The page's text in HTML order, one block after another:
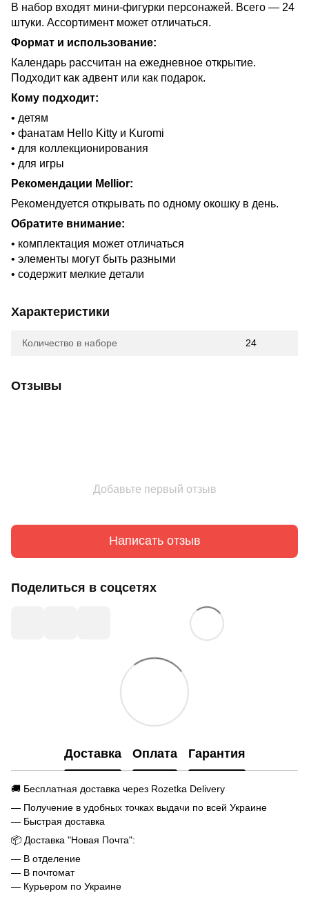
В набор входят мини-фигурки персонажей. Всего — 24
штуки. Ассортимент может отличаться.
Формат и использование:
Календарь рассчитан на ежедневное открытие.
Подходит как адвент или как подарок.
Кому подходит:
• детям
• фанатам Hello Kitty и Kuromi
• для коллекционирования
• для игры
Рекомендации Mellior:
Рекомендуется открывать по одному окошку в день.
Обратите внимание:
• комплектация может отличаться
• элементы могут быть разными
• содержит мелкие детали
Характеристики
Количество в наборе 24
Отзывы
Добавьте первый отзыв
Написать отзыв
Поделиться в соцсетях
Доставка Оплата Гарантия
🚚 Бесплатная доставка через Rozetka Delivery
— Получение в удобных точках выдачи по всей Украине
— Быстрая доставка
📦 Доставка "Новая Почта":
— В отделение
— В почтомат
— Курьером по Украине